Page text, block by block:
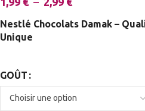
Nestlé Chocolats Damak –
Unique
GOÛT